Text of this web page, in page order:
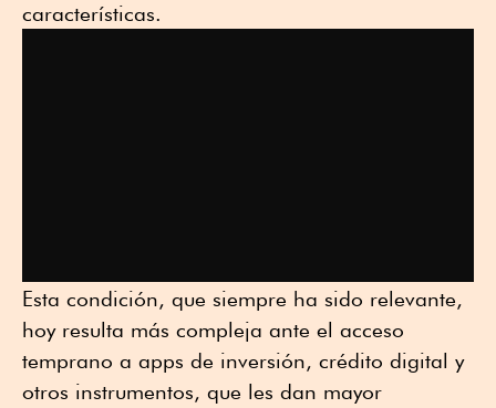
características.
Esta condición, que siempre ha sido relevante,
hoy resulta más compleja ante el acceso
temprano a apps de inversión, crédito digital y
otros instrumentos, que les dan mayor